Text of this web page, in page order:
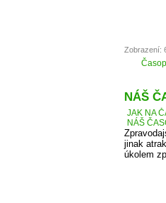
Zobrazení:
NÁŠ
JAK NA
NÁŠ
jinak
úkolem